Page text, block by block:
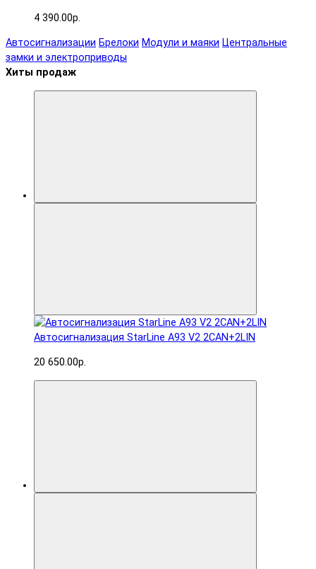
4 390.00р.
Автосигнализации Брелоки Модули и маяки Центральные
замки и электроприводы
Хиты продаж
Автосигнализация StarLine A93 V2 2CAN+2LIN
20 650.00р.